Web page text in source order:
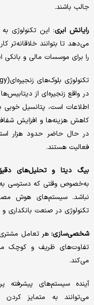
جالب باشند.
رایانش ابری: این تکنولوژی
می‌دهد تا بتوانند خلاقانه‌تر
را برای موسسات مالی و بانکی
در واقع زنجیره‌‌ای از
اطلاعات است، پتانسیل
کاهش هزینه‌ها و افزایش
در حال حاضر حدود هزار
فعالیت هستند.
بیگ دیتا و تحلیل‌های
به‌خصوص وقتی که دسترسی به
نباشد. سیستم‌های هوش
تکنولوژی در صنعت بانکداری
شخصی‌سازی: هر تعامل مشتری
تفاوت‌های ظریف و کوچک
می‌کند.
آینده سیستم‌های پیشرفته
می‌توانند به متمایز